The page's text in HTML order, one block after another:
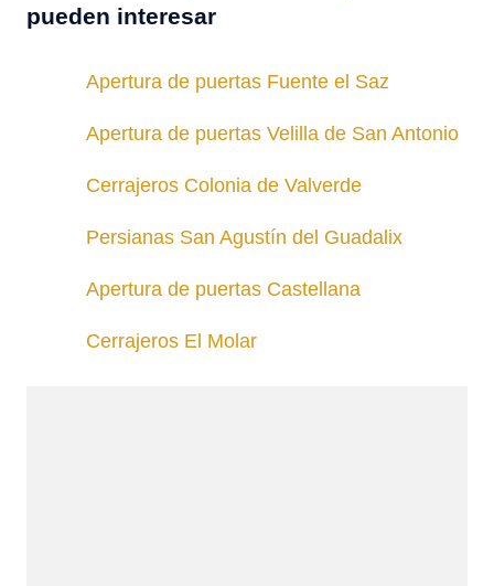
pueden interesar
Apertura de puertas Fuente el Saz
Apertura de puertas Velilla de San Antonio
Cerrajeros Colonia de Valverde
Persianas San Agustín del Guadalix
Apertura de puertas Castellana
Cerrajeros El Molar